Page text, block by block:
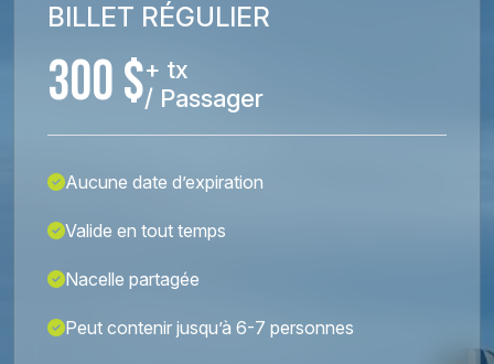
BILLET RÉGULIER
300 $+ tx
/ Passager
Aucune date d’expiration
Valide en tout temps
Nacelle partagée
Peut contenir jusqu’à 6-7 personnes